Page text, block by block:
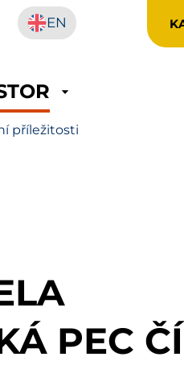
EN
příležitosti
PEC